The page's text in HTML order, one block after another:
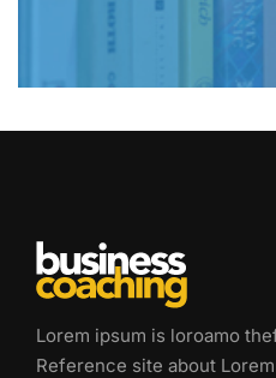
Lorem ipsum is loroamo
Reference site about